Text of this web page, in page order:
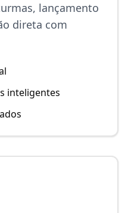
lançamento
direta com
inteligentes